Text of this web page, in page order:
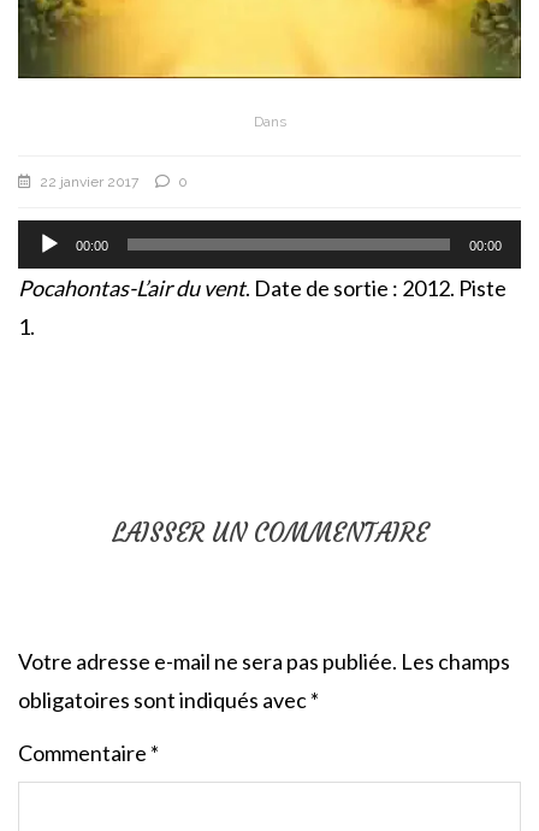
Dans
22 janvier 2017 0
Lecteur
audio
00:00 00:00
Pocahontas-L’air du vent. Date de sortie : 2012. Piste
1.
LAISSER UN COMMENTAIRE
Votre adresse e-mail ne sera pas publiée. Les champs
obligatoires sont indiqués avec*
Commentaire *